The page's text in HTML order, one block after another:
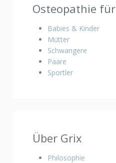
Osteopathie für
Babies & Kinder
Mütter
Schwangere
Paare
Sportler
Über Grix
Philosophie